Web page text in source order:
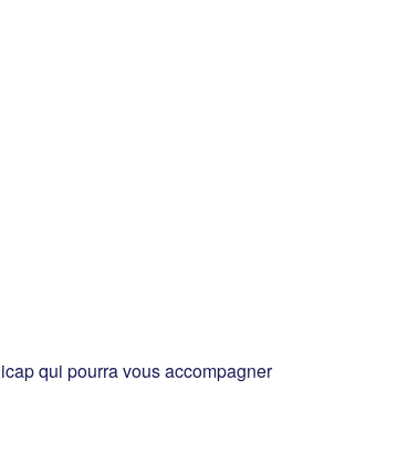
qui pourra vous accompagner